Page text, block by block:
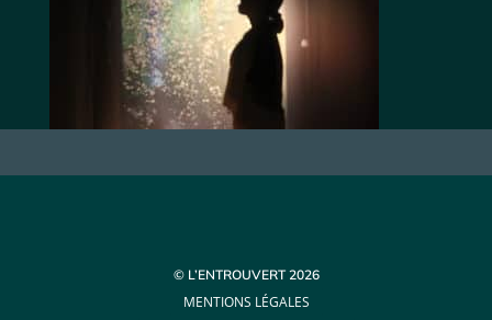
© L’ENTROUVERT 2026
MENTIONS LÉGALES